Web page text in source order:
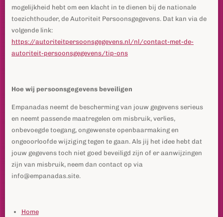
mogelijkheid hebt om een klacht in te dienen bij de nationale
toezichthouder, de Autoriteit Persoonsgegevens. Dat kan via de
volgende link:
https://autoriteitpersoonsgegevens.nl/nl/contact-met-de-
autoriteit-persoonsgegevens/tip-ons
Hoe wij persoonsgegevens beveiligen
Empanadas neemt de bescherming van jouw gegevens serieus
en neemt passende maatregelen om misbruik, verlies,
onbevoegde toegang, ongewenste openbaarmaking en
ongeoorloofde wijziging tegen te gaan. Als jij het idee hebt dat
jouw gegevens toch niet goed beveiligd zijn of er aanwijzingen
zijn van misbruik, neem dan contact op via
info@empanadas.site.
Home